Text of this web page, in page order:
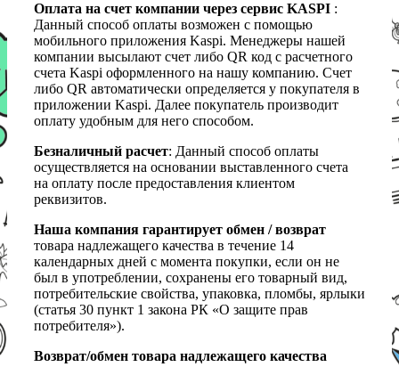
Оплата на счет компании через сервис KASPI :
Данный способ оплаты возможен с помощью
мобильного приложения Kaspi. Менеджеры нашей
компании высылают счет либо QR код с расчетного
счета Kaspi оформленного на нашу компанию. Счет
либо QR автоматически определяется у покупателя в
приложении Kaspi. Далее покупатель производит
оплату удобным для него способом.
Безналичный расчет: Данный способ оплаты
осуществляется на основании выставленного счета
на оплату после предоставления клиентом
реквизитов.
Наша компания гарантирует обмен / возврат
товара надлежащего качества в течение 14
календарных дней с момента покупки, если он не
был в употреблении, сохранены его товарный вид,
потребительские свойства, упаковка, пломбы, ярлыки
(статья 30 пункт 1 закона РК «О защите прав
потребителя»).
Возврат/обмен товара надлежащего качества